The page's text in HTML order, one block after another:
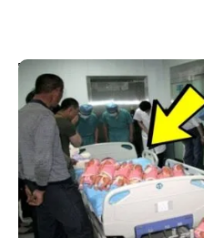
Top Picks for You